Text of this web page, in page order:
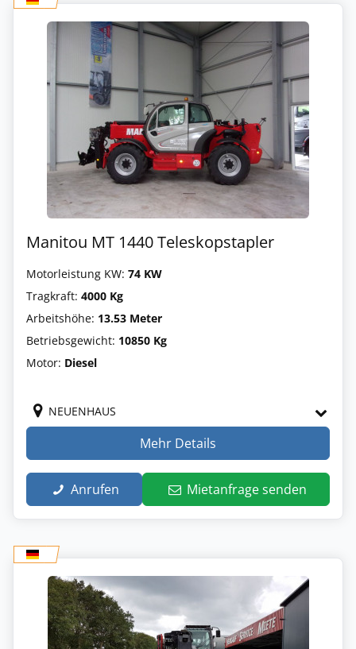
Manitou MT 1440 Teleskopstapler
Motorleistung KW: 74 KW
Tragkraft: 4000 Kg
Arbeitshöhe: 13.53 Meter
Betriebsgewicht: 10850 Kg
Motor: Diesel
NEUENHAUS
Mehr Details
Anrufen Mietanfrage senden